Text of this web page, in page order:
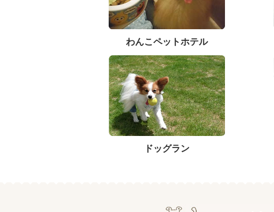
わんこペットホテル
ドッグラン